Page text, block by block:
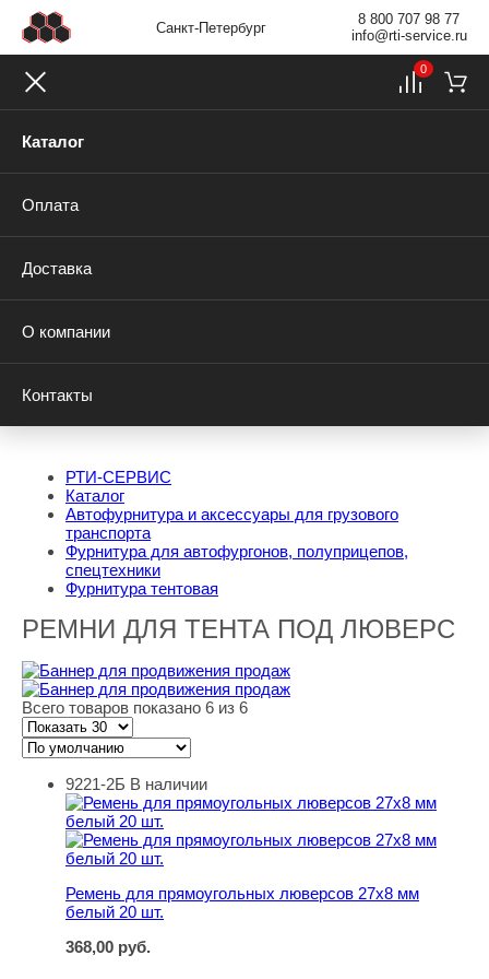
Санкт-Петербург
8 800 707 98 77
info@rti-service.ru
Каталог
Оплата
Доставка
О компании
Контакты
0
РТИ-СЕРВИС
Каталог
Автофурнитура и аксессуары для грузового
транспорта
Фурнитура для автофургонов, полуприцепов,
спецтехники
Фурнитура тентовая
РЕМНИ ДЛЯ ТЕНТА ПОД ЛЮВЕРС
Всего товаров показано 6 из 6
Ремень для прямоугольных люверсов 27х8 мм белый
9221-2Б В наличии
Ремень для прямоугольных люверсов 27х8 мм
белый 20 шт.
368,00 руб.